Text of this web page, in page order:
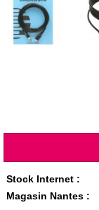
Stock Internet :
Magasin Nantes :